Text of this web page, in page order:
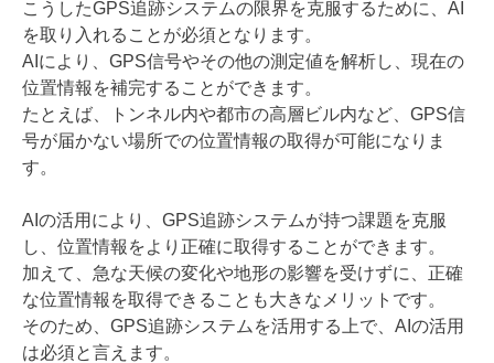
こうしたGPS追跡システムの限界を克服するために、AI
を取り入れることが必須となります。
AIにより、GPS信号やその他の測定値を解析し、現在の
位置情報を補完することができます。
たとえば、トンネル内や都市の高層ビル内など、GPS信
号が届かない場所での位置情報の取得が可能になりま
す。
AIの活用により、GPS追跡システムが持つ課題を克服
し、位置情報をより正確に取得することができます。
加えて、急な天候の変化や地形の影響を受けずに、正確
な位置情報を取得できることも大きなメリットです。
そのため、GPS追跡システムを活用する上で、AIの活用
は必須と言えます。